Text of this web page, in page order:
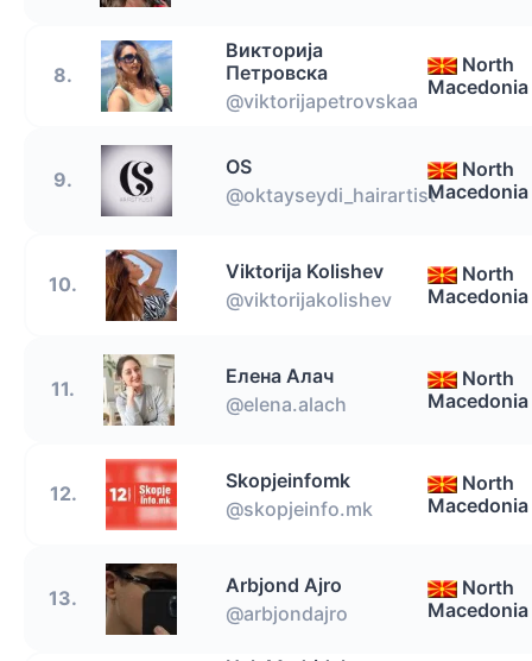
8.
Викторија
Петровска
@viktorijapetrovskaa
North
Macedonia
9.
OS
@oktayseydi_hairartist
North
Macedonia
10.
Viktorija Kolishev
@viktorijakolishev
North
Macedonia
11.
Eлена Алач
@elena.alach
North
Macedonia
12.
Skopjeinfomk
@skopjeinfo.mk
North
Macedonia
13.
Arbjond Ajro
@arbjondajro
North
Macedonia